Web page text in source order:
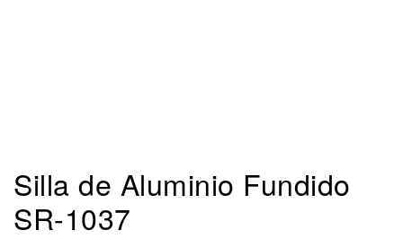
Silla de Aluminio Fundido
SR-1037